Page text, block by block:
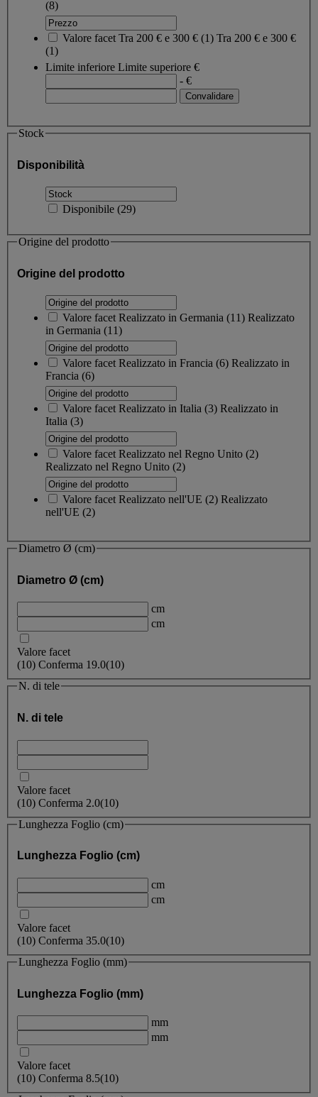
(8)
Valore facet Tra 200 € e 300 € (1) Tra 200 € e 300 €
(1)
Limite inferiore Limite superiore €
- €
Stock
Disponibilità
Disponibile (29)
Origine del prodotto
Origine del prodotto
Valore facet Realizzato in Germania (11) Realizzato
in Germania (11)
Valore facet Realizzato in Francia (6) Realizzato in
Francia (6)
Valore facet Realizzato in Italia (3) Realizzato in
Italia (3)
Valore facet Realizzato nel Regno Unito (2)
Realizzato nel Regno Unito (2)
Valore facet Realizzato nell'UE (2) Realizzato
nell'UE (2)
Diametro Ø (cm)
Diametro Ø (cm)
cm
cm
Valore facet
(10) Conferma 19.0(10)
N. di tele
N. di tele
Valore facet
(10) Conferma 2.0(10)
Lunghezza Foglio (cm)
Lunghezza Foglio (cm)
cm
cm
Valore facet
(10) Conferma 35.0(10)
Lunghezza Foglio (mm)
Lunghezza Foglio (mm)
mm
mm
Valore facet
(10) Conferma 8.5(10)